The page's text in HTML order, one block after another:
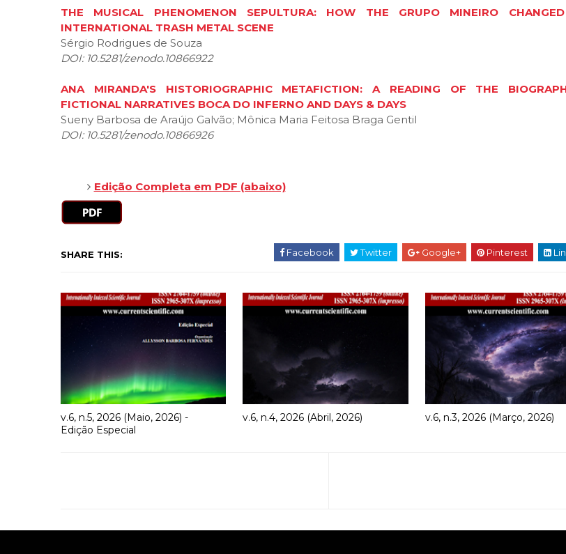
THE MUSICAL PHENOMENON SEPULTURA: HOW THE GRUPO MINEIRO
INTERNATIONAL TRASH METAL SCENE
Sérgio Rodrigues de Souza
DOI: 10.5281/zenodo.10866922
ANA MIRANDA'S HISTORIOGRAPHIC METAFICTION: A READING OF THE
FICTIONAL NARRATIVES BOCA DO INFERNO AND DAYS & DAYS
Sueny Barbosa de Araújo Galvão; Mônica Maria Feitosa Braga Gentil
DOI: 10.5281/zenodo.10866926
Edição Completa em PDF (abaixo)
SHARE THIS: Facebook Twitter Google+ Pinterest
v.6, n.5, 2026 (Maio, 2026) -
Edição Especial
v.6, n.4, 2026 (Abril, 2026) v.6, n.3, 2026 (Março, 2026)